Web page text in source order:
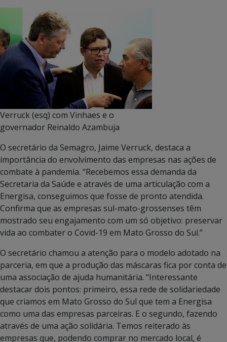
Verruck (esq) com Vinhaes e o
governador Reinaldo Azambuja
O secretário da Semagro, Jaime Verruck, destaca a
importância do envolvimento das empresas nas ações de
combate à pandemia. “Recebemos essa demanda da
Secretaria da Saúde e através de uma articulação com a
Energisa, conseguimos que fosse de pronto atendida.
Confirma que as empresas sul-mato-grossenses têm
mostrado seu engajamento com um só objetivo: preservar
vida ao combater o Covid-19 em Mato Grosso do Sul.”
O secretário chamou a atenção para o modelo adotado na
parceria, em que a produção das máscaras fica por conta de
uma associação de ajuda humanitária. “Interessante
destacar dois pontos: primeiro, essa rede de solidariedade
que criamos em Mato Grosso do Sul que tem a Energisa
como uma das empresas parceiras. E o segundo, fazendo
através de uma ação solidária. Temos reiterado às
empresas que, podendo comprar no mercado local, é